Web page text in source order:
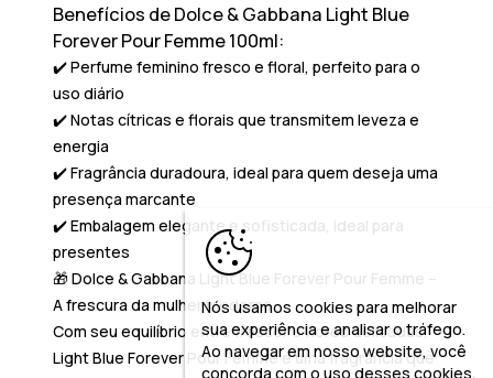
Benefícios de Dolce & Gabbana Light Blue
Forever Pour Femme 100ml:
✔️ Perfume feminino fresco e floral, perfeito para o
uso diário
✔️ Notas cítricas e florais que transmitem leveza e
energia
✔️ Fragrância duradoura, ideal para quem deseja uma
presença marcante
✔️ Embalagem elegante e sofisticada, ideal para
presentes
🎁Dolce & Gabbana Light Blue Forever Pour Femme –
A frescura da mulher moderna:
Com seu equilíbrio entre frescor e flores delicadas,
Light Blue Forever Pour Femmeé uma fragrância que
Nós usamos cookies para melhorar
sua experiência e analisar o tráfego.
Ao navegar em nosso website, você
concorda com o uso desses cookies,